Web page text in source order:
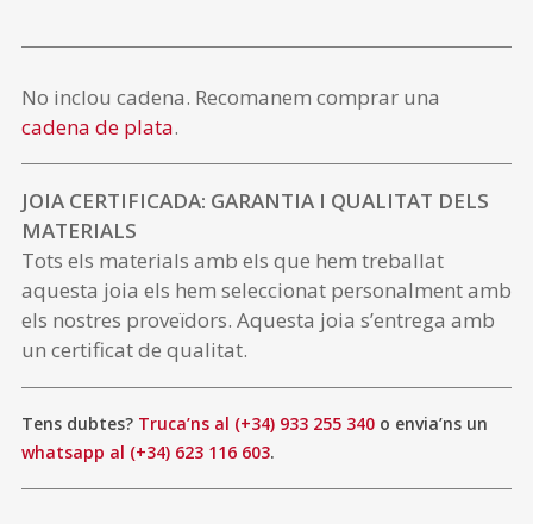
No inclou cadena. Recomanem comprar una
cadena de plata.
JOIA CERTIFICADA: GARANTIA I QUALITAT DELS
MATERIALS
Tots els materials amb els que hem treballat
aquesta joia els hem seleccionat personalment amb
els nostres proveïdors. Aquesta joia s’entrega amb
un certificat de qualitat.
Tens dubtes? Truca’ns al (+34) 933 255 340 o envia’ns un
whatsapp al (+34) 623 116 603.